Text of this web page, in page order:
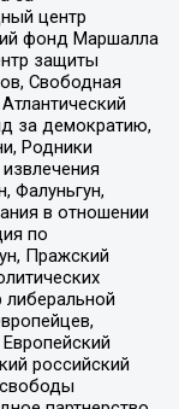
центр
фонд Маршалла
защиты
Свободная
за демократию,
Родники
Фалуньгун,
в отношении
по
Пражский
российский